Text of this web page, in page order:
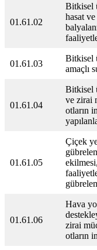
01.61.02
Bitkisel
hasat
01.61.03
Bitkisel
amaçlı
01.61.04
Bitkisel
ve zirai
otların
01.61.05
Çiçek
01.61.06
Hava
zirai
otların